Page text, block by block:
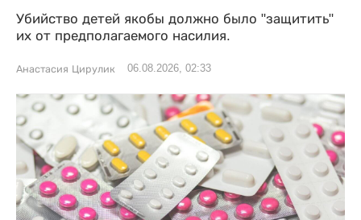
Убийство детей якобы должно было "защитить"
их от предполагаемого насилия.
Анастасия Цирулик 06.08.2026, 02:33